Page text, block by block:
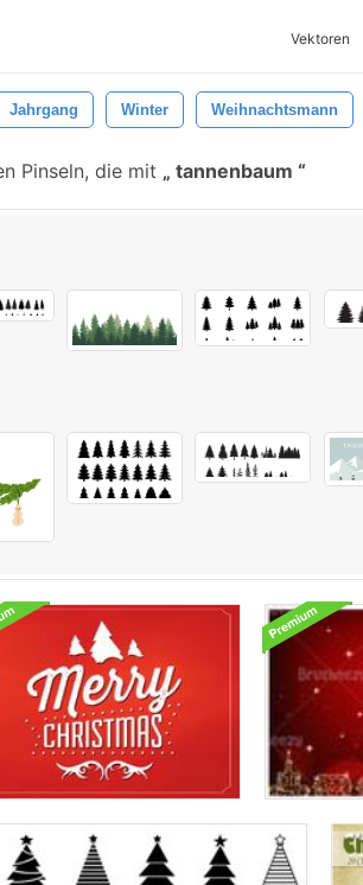
Vektoren
Jahrgang Winter Weihnachtsmann
Pinseln, die mit tannenbaum